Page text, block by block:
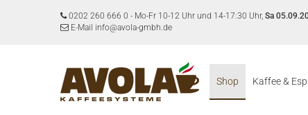
0202 260 666 0 - Mo-Fr 10-12 Uhr und 14-17:30 Uhr, Sa
E-Mail info@avola-gmbh.de
Shop Kaffee &